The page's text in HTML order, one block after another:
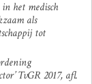
het medisch
als
tot
TvGR 2017, afl.